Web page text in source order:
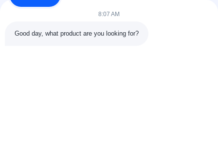
Schneller Kontakt
8:07 AM
Good day, what product are you looking for?